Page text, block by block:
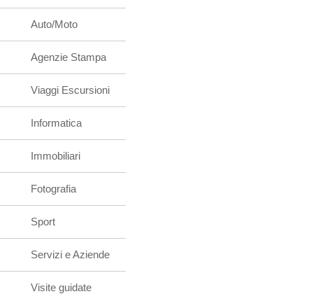
Auto/Moto
Agenzie Stampa
Viaggi Escursioni
Informatica
Immobiliari
Fotografia
Sport
Servizi e Aziende
Visite guidate